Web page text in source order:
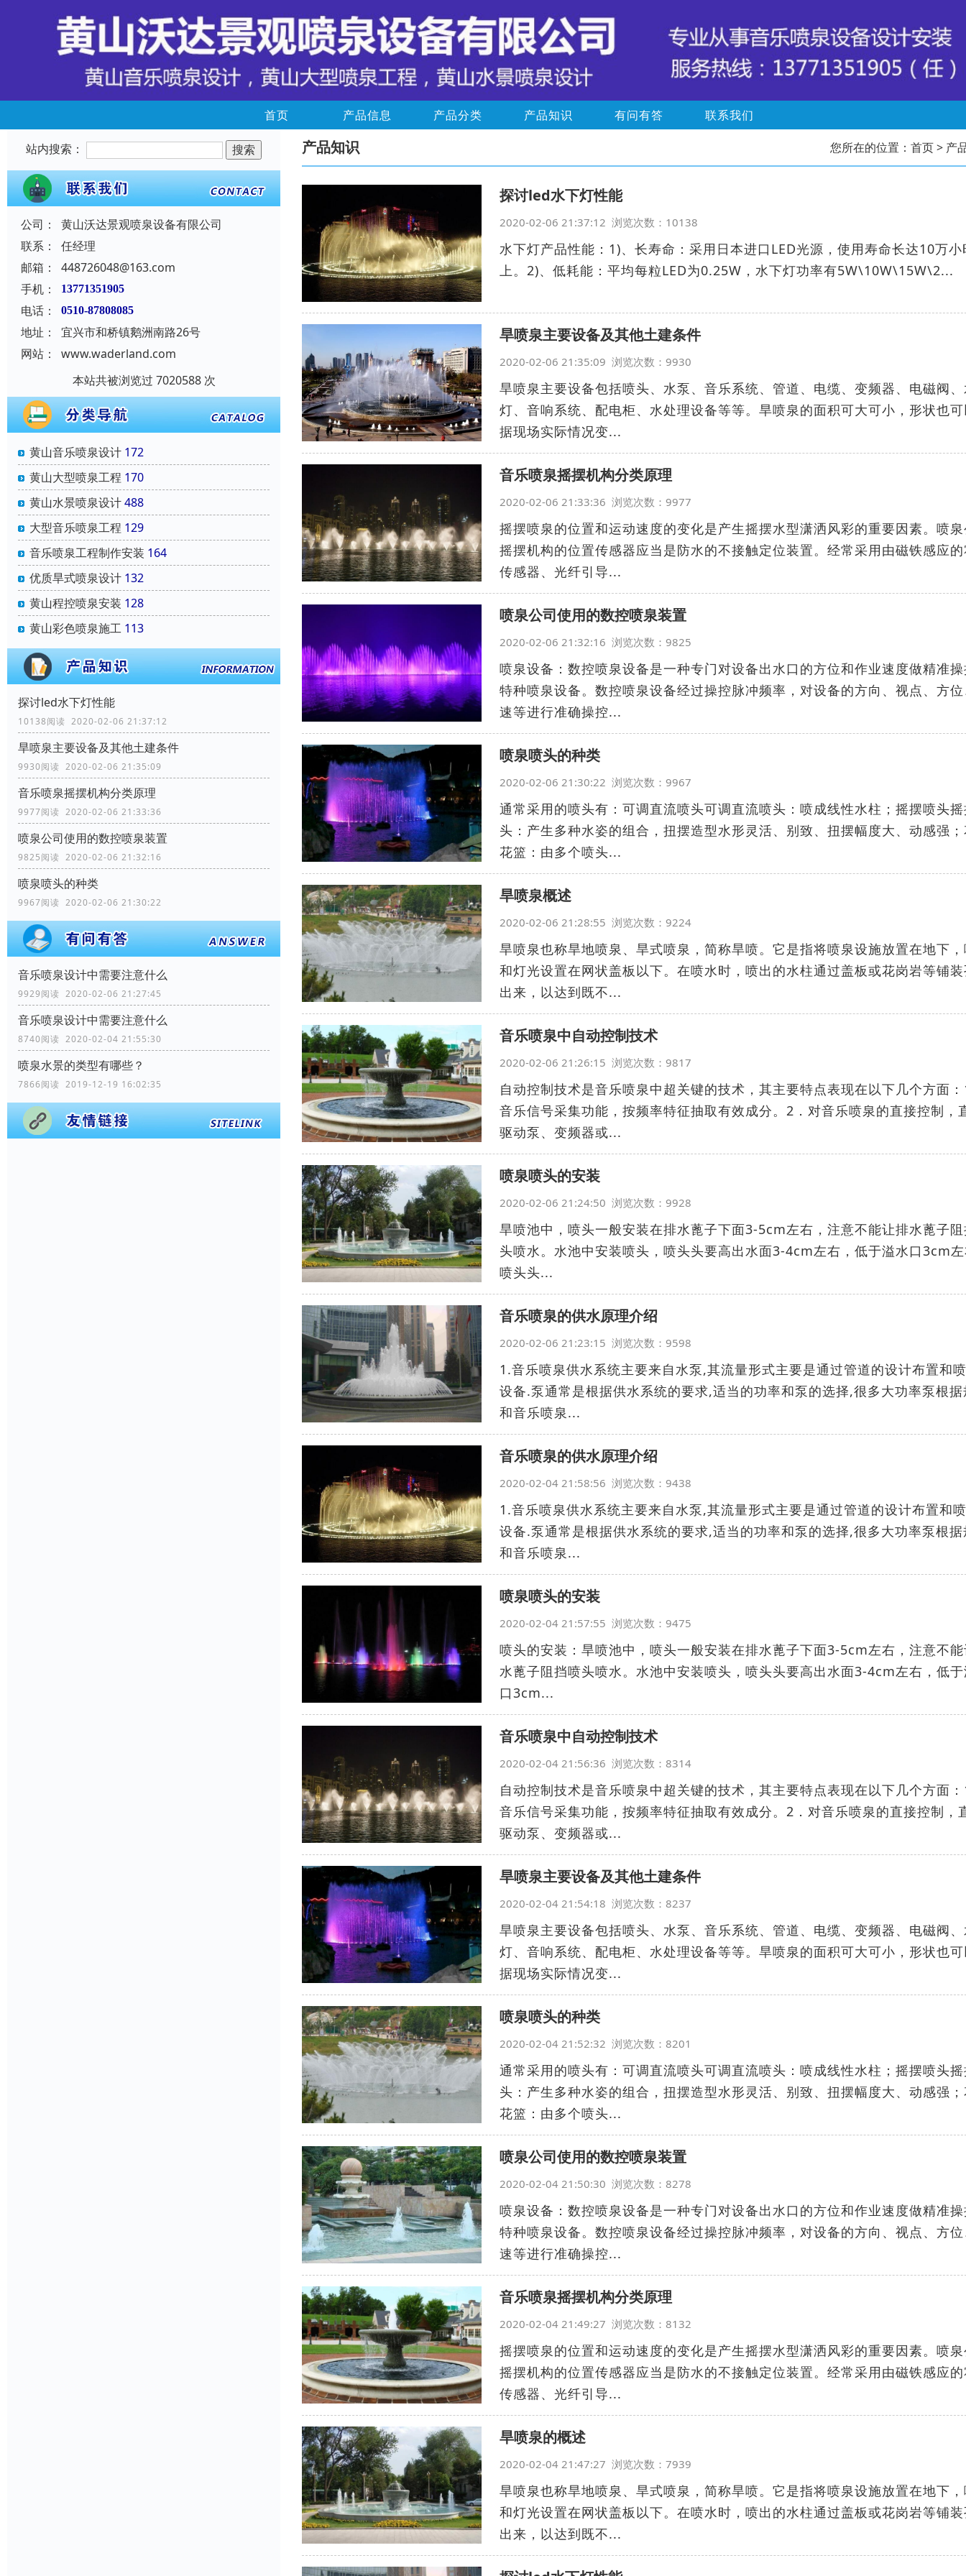
首页 产品信息 产品分类 产品知识 有问有答 联系我们
站内搜索：
公司：
黄山沃达景观喷泉设备有限公司
联系：
任经理
邮箱：
448726048@163.com
手机：
13771351905
电话： 0510-87808085
地址：
宜兴市和桥镇鹅洲南路26号
网站：
www.waderland.com
本站共被浏览过 7020588 次
黄山音乐喷泉设计 172
黄山大型喷泉工程 170
黄山水景喷泉设计488
大型音乐喷泉工程 129
音乐喷泉工程制作安装 164
优质旱式喷泉设计 132
黄山程控喷泉安装 128
黄山彩色喷泉施工 113
探讨led水下灯性能
10138阅读 2020-02-06 21:37:12
旱喷泉主要设备及其他土建条件
9930阅读 2020-02-06 21:35:09
音乐喷泉摇摆机构分类原理
9977阅读 2020-02-06 21:33:36
喷泉公司使用的数控喷泉装置
9825阅读 2020-02-06 21:32:16
喷泉喷头的种类
9967阅读 2020-02-06 21:30:22
音乐喷泉设计中需要注意什么
9929阅读 2020-02-06 21:27:45
音乐喷泉设计中需要注意什么
8740阅读 2020-02-04 21:55:30
喷泉水景的类型有哪些？
7866阅读 2019-12-19 16:02:35
产品知识 您所在的位置： 首页> 产
探讨led水下灯性能
2020-02-06 21:37:12 浏览次数：10138
水下灯产品性能：1)、长寿命：采用日本进口LED光源，使用寿命长达10万小
上。2)、低耗能：平均每粒LED为0.25W，水下灯功率有5W\10W\15W\2...
旱喷泉主要设备及其他土建条件
2020-02-06 21:35:09 浏览次数：9930
旱喷泉主要设备包括喷头、水泵、音乐系统、管道、电缆、变频器、电磁阀
灯、音响系统、配电柜、水处理设备等等。旱喷泉的面积可大可小，形状也
据现场实际情况变...
音乐喷泉摇摆机构分类原理
2020-02-06 21:33:36 浏览次数：9977
摇摆喷泉的位置和运动速度的变化是产生摇摆水型潇洒风彩的重要因素。喷
摇摆机构的位置传感器应当是防水的不接触定位装置。经常采用由磁铁感应
传感器、光纤引导...
喷泉公司使用的数控喷泉装置
2020-02-06 21:32:16 浏览次数：9825
喷泉设备：数控喷泉设备是一种专门对设备出水口的方位和作业速度做精准
特种喷泉设备。数控喷泉设备经过操控脉冲频率，对设备的方向、视点、方
速等进行准确操控...
喷泉喷头的种类
2020-02-06 21:30:22 浏览次数：9967
通常采用的喷头有：可调直流喷头可调直流喷头：喷成线性水柱；摇摆喷头
头：产生多种水姿的组合，扭摆造型水形灵活、别致、扭摆幅度大、动感强
花篮：由多个喷头...
旱喷泉概述
2020-02-06 21:28:55 浏览次数：9224
旱喷泉也称旱地喷泉、旱式喷泉，简称旱喷。它是指将喷泉设施放置在地下
和灯光设置在网状盖板以下。在喷水时，喷出的水柱通过盖板或花岗岩等铺
出来，以达到既不...
音乐喷泉中自动控制技术
2020-02-06 21:26:15 浏览次数：9817
自动控制技术是音乐喷泉中超关键的技术，其主要特点表现在以下几个方面
音乐信号采集功能，按频率特征抽取有效成分。2．对音乐喷泉的直接控制，
驱动泵、变频器或...
喷泉喷头的安装
2020-02-06 21:24:50 浏览次数：9928
旱喷池中，喷头一般安装在排水蓖子下面3-5cm左右，注意不能让排水蓖子
头喷水。水池中安装喷头，喷头头要高出水面3-4cm左右，低于溢水口3cm
喷头头...
音乐喷泉的供水原理介绍
2020-02-06 21:23:15 浏览次数：9598
1.音乐喷泉供水系统主要来自水泵,其流量形式主要是通过管道的设计布置和
设备.泵通常是根据供水系统的要求,适当的功率和泵的选择,很多大功率泵根
和音乐喷泉...
音乐喷泉的供水原理介绍
2020-02-04 21:58:56 浏览次数：9438
1.音乐喷泉供水系统主要来自水泵,其流量形式主要是通过管道的设计布置和
设备.泵通常是根据供水系统的要求,适当的功率和泵的选择,很多大功率泵根
和音乐喷泉...
喷泉喷头的安装
2020-02-04 21:57:55 浏览次数：9475
喷头的安装：旱喷池中，喷头一般安装在排水蓖子下面3-5cm左右，注意不
水蓖子阻挡喷头喷水。水池中安装喷头，喷头头要高出水面3-4cm左右，低
口3cm...
音乐喷泉中自动控制技术
2020-02-04 21:56:36 浏览次数：8314
自动控制技术是音乐喷泉中超关键的技术，其主要特点表现在以下几个方面
音乐信号采集功能，按频率特征抽取有效成分。2．对音乐喷泉的直接控制，
驱动泵、变频器或...
旱喷泉主要设备及其他土建条件
2020-02-04 21:54:18 浏览次数：8237
旱喷泉主要设备包括喷头、水泵、音乐系统、管道、电缆、变频器、电磁阀
灯、音响系统、配电柜、水处理设备等等。旱喷泉的面积可大可小，形状也
据现场实际情况变...
喷泉喷头的种类
2020-02-04 21:52:32 浏览次数：8201
通常采用的喷头有：可调直流喷头可调直流喷头：喷成线性水柱；摇摆喷头
头：产生多种水姿的组合，扭摆造型水形灵活、别致、扭摆幅度大、动感强
花篮：由多个喷头...
喷泉公司使用的数控喷泉装置
2020-02-04 21:50:30 浏览次数：8278
喷泉设备：数控喷泉设备是一种专门对设备出水口的方位和作业速度做精准
特种喷泉设备。数控喷泉设备经过操控脉冲频率，对设备的方向、视点、方
速等进行准确操控...
音乐喷泉摇摆机构分类原理
2020-02-04 21:49:27 浏览次数：8132
摇摆喷泉的位置和运动速度的变化是产生摇摆水型潇洒风彩的重要因素。喷
摇摆机构的位置传感器应当是防水的不接触定位装置。经常采用由磁铁感应
传感器、光纤引导...
旱喷泉的概述
2020-02-04 21:47:27 浏览次数：7939
旱喷泉也称旱地喷泉、旱式喷泉，简称旱喷。它是指将喷泉设施放置在地下
和灯光设置在网状盖板以下。在喷水时，喷出的水柱通过盖板或花岗岩等铺
出来，以达到既不...